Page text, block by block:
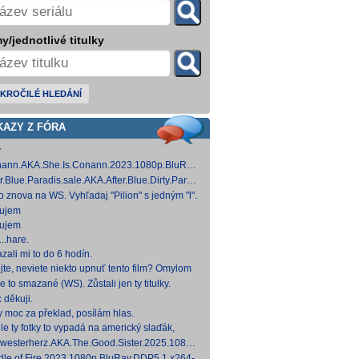
jednotlivé titulky
HLEDÁNÍ
Z FÓRA
[14,53 GB]
[15,19 GB]
znova na WS. Vyhľadaj "Pilion" s jedným "l".
mi to do 6 hodín.
neviete niekto upnuť tento film? Omylom
ho vymazal a neviem ho nikde nájsť. Robil
na
to smazané (WS). Zůstali jen ty titulky.
děkuji.
moc za překlad, posílám hlas.
ty fotky to vypadá na americký slaďák,
opak je pravdou..... Kdysi jsem četl i
cinepth [5,88 GB] Nemecké